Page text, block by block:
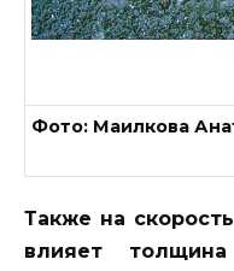
Фото: Маилкова
Также на
влияет